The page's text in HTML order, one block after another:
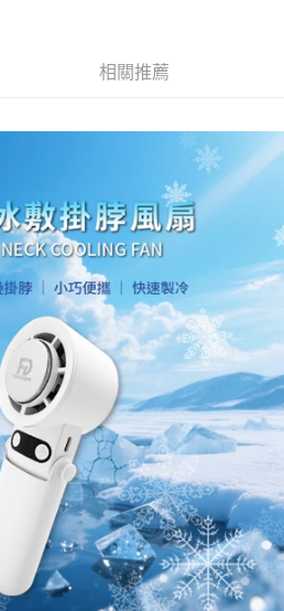
，訂單成立後會自動跳轉到大哥付的交易
期的期數、繳款截止日，確認付款後即完
金額請依後續交易確認頁面所載為準。
認交易或遇審核未通過，訂單將自動取
，表示未達大哥付你分期系統評分，恕無
哥付你分期」於每月結算日後寄送繳費提
擇「超商條碼／台灣大直營門市／銀行轉
等通路繳費。
限公司」（以下簡稱本公司）所提供，讓
買商品或服務，並由商店將買賣／分期付款
使用本公司帳單繳交帳款。
期」之契約關係目的，商店將以您的個人
供予台灣大哥大進項蒐集、處理及利用，
需資料之確認、核對及更正。
連結：https://oppay.tw/userRule
卡、不需儲值。
證，即可結帳。
，再付款。
】
後付」後，將跳轉至「AFTEE先享後付」
額後，即可完成結帳。
費通知簡訊。
點擊此簡訊中的連結，可透過四大超商／
付款，方視為交易完成。
立刻繳費，但若您需要取消訂單，請聯絡
消之訂單仍視為有效，需透過AFTEE先享
享後付 」之結帳頁面顯示為準，若有關於
款等相關疑問，請聯繫「AFTEE先享後付
support/home
提供之「AFTEE先享後付」服務完成之交
個人資料，並將交易相關給付款項請求債
覽以下網址：
上)免運費
上)免運費
以上)免運費
旁) 即日起不提供京站紙袋，取件時
可現場詢問
相關推薦